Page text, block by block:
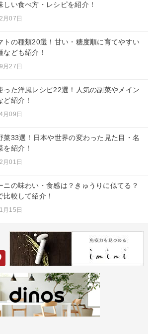
しい食べ方・レシピを紹介！
月07日
トの種類20選！甘い・糖度順に育てやすい
なども紹介！
月27日
った洋風レシピ22選！人気の副菜やメイン
ど紹介！
月09日
菜33選！日本や世界の変わった見た目・名
を紹介！
月01日
ニの味わい・食感は？きゅうりに似てる？
比較して紹介！
月15日